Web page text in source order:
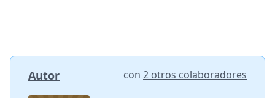
Autor con 2 otros colaboradores